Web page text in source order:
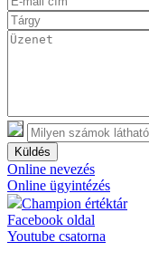
Küldés
Online nevezés
Online ügyintézés
Champion értéktár
Facebook oldal
Youtube csatorna